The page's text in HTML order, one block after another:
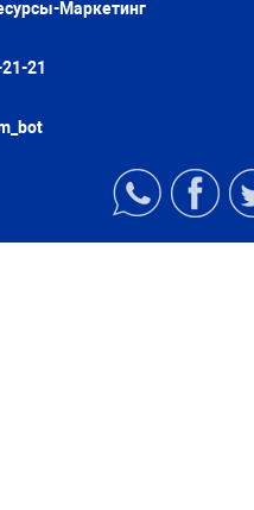
Маркетинг
21